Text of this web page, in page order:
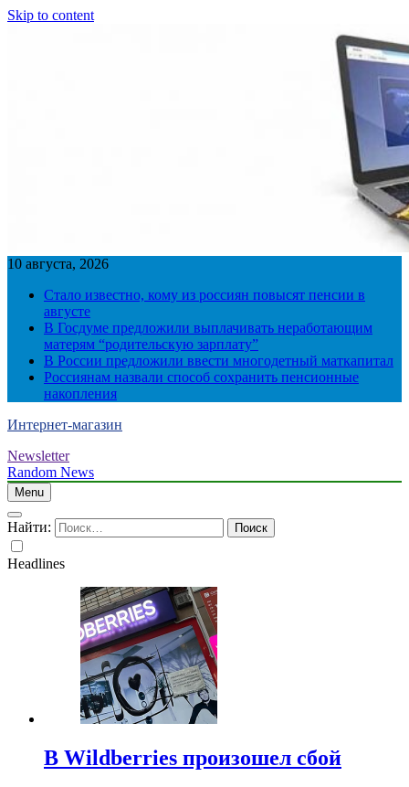
Skip to content
10 августа, 2026
Стало известно, кому из россиян повысят пенсии в
августе
В Госдуме предложили выплачивать неработающим
матерям “родительскую зарплату”
В России предложили ввести многодетный маткапитал
Россиянам назвали способ сохранить пенсионные
накопления
Интернет-магазин
Newsletter
Random News
Menu
Найти:
Headlines
В Wildberries произошел сбой